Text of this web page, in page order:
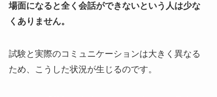
場面になると全く会話ができないという人は少な
くありません。
試験と実際のコミュニケーションは大きく異なる
ため、こうした状況が生じるのです。